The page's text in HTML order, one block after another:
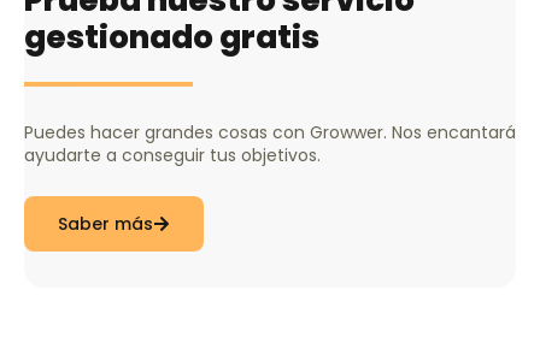
gestionado gratis
Puedes hacer grandes cosas con Growwer. Nos encantará
ayudarte a conseguir tus objetivos.
Saber más